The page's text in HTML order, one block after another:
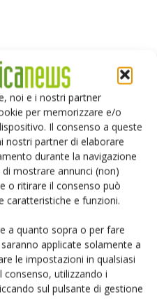
noi e i nostri partner
per memorizzare e/o
Il consenso a queste
nostri partner di elaborare
durante la navigazione
mostrare annunci (non)
o ritirare il consenso può
caratteristiche e funzioni.
a quanto sopra o per fare
applicate solamente a
le impostazioni in qualsiasi
utilizzando i
sul pulsante di gestione